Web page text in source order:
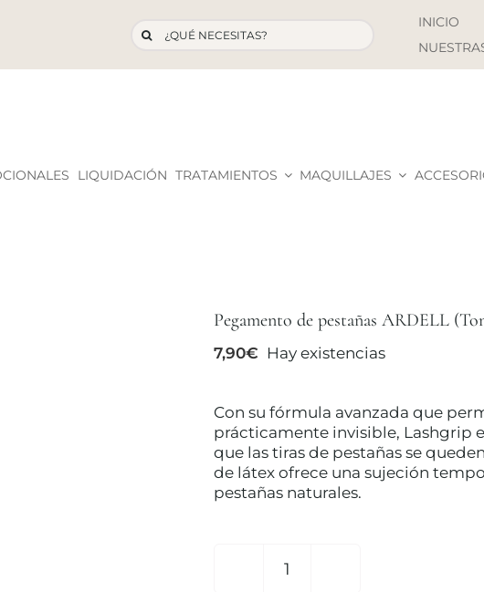
Buscar: INICIO
LIQUIDACIÓN TRATAMIENTOS MAQUILLAJES
Pegamento de pestañas ARDELL
7,90€ Hay existencias
Con su fórmula avanzada que
prácticamente invisible, Lashgrip
que las tiras de pestañas se
de látex ofrece una sujeción
pestañas naturales.
Pegamento